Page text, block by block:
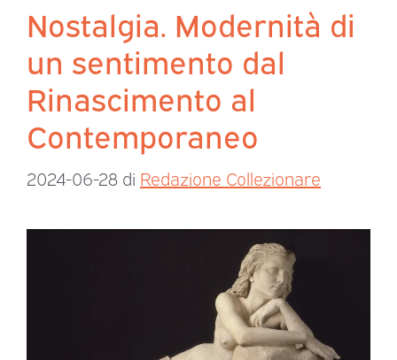
Nostalgia. Modernità di
un sentimento dal
Rinascimento al
Contemporaneo
2024-06-28 di Redazione Collezionare